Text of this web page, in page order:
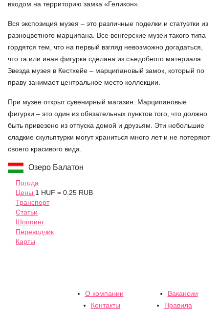
входом на территорию замка «Геликон».
Вся экспозиция музея – это различные поделки и статуэтки из
разноцветного марципана. Все венгерские музеи такого типа
гордятся тем, что на первый взгляд невозможно догадаться,
что та или иная фигурка сделана из съедобного материала.
Звезда музея в Кестхейе – марципановый замок, который по
праву занимает центральное место коллекции.
При музее открыт сувенирный магазин. Марципановые
фигурки – это один из обязательных пунктов того, что должно
быть привезено из отпуска домой и друзьям. Эти небольшие
сладкие скульптурки могут храниться много лет и не потеряют
своего красивого вида.
Озеро Балатон
Погода
Цены 1 HUF = 0.25 RUB
Транспорт
Статьи
Шоппинг
Переводчик
Карты
О компании
Вакансии
Контакты
Правила